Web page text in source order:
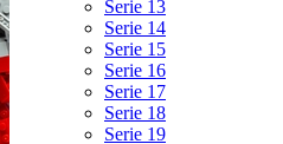
Serie 13
Serie 14
Serie 15
Serie 16
Serie 17
Serie 18
Serie 19